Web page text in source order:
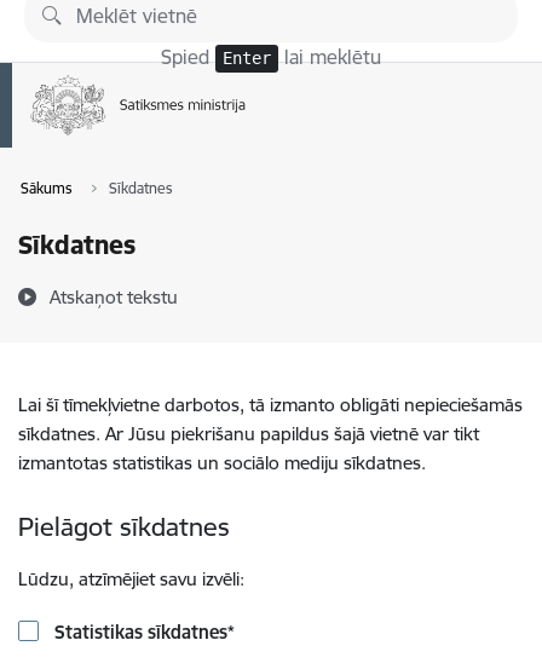
Pāriet uz lapas saturu
Spied Enter lai meklētu
Sākums Sīkdatnes
Sīkdatnes
Atskaņot tekstu
Lai šī tīmekļvietne darbotos, tā izmanto obligāti nepieciešamās
sīkdatnes. Ar Jūsu piekrišanu papildus šajā vietnē var tikt
izmantotas statistikas un sociālo mediju sīkdatnes.
Pielāgot sīkdatnes
Lūdzu, atzīmējiet savu izvēli:
Statistikas sīkdatnes*